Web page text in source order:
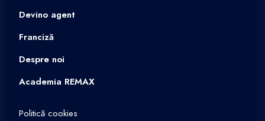
Devino agent
Franciză
Despre noi
Academia REMAX
Politică cookies